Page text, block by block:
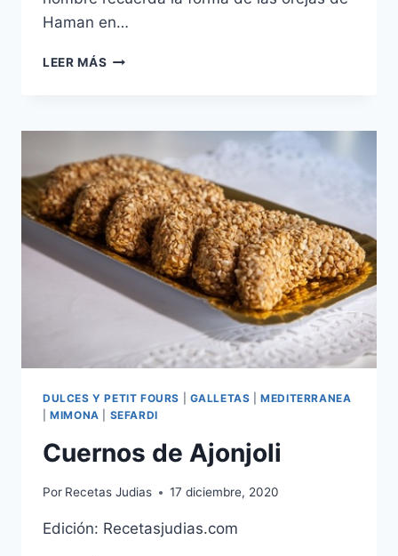
Haman en…
LEER MÁS OZNEI
(HAMANTASCHEN)
DULCES Y PETIT FOURS GALLETAS |MEDITERRANEA
|MIMONA SEFARDI
Cuernos de Ajonjoli
Por Recetas Judias 17 diciembre, 2020
Edición: Recetasjudias.com